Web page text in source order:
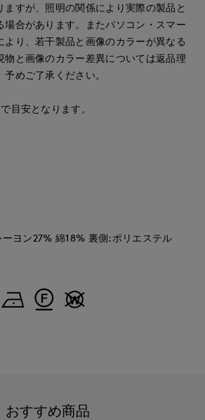
ますが、照明の関係により実際の製品と
場合があります。またパソコン・スマー
より、若干製品と画像のカラーが異なる
物と画像のカラー差異については返品理
めご了承ください。
目安となります。
ヨン27% 綿18% 裏側:ポリエステル
おすすめ商品